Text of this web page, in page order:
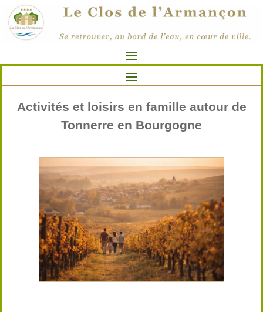
Activités et loisirs en famille autour de
Tonnerre en Bourgogne